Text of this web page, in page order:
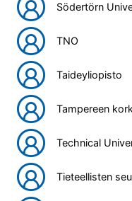
Södertörn
TNO
Taideyliopisto
Tampereen
Technical
Tieteellisten